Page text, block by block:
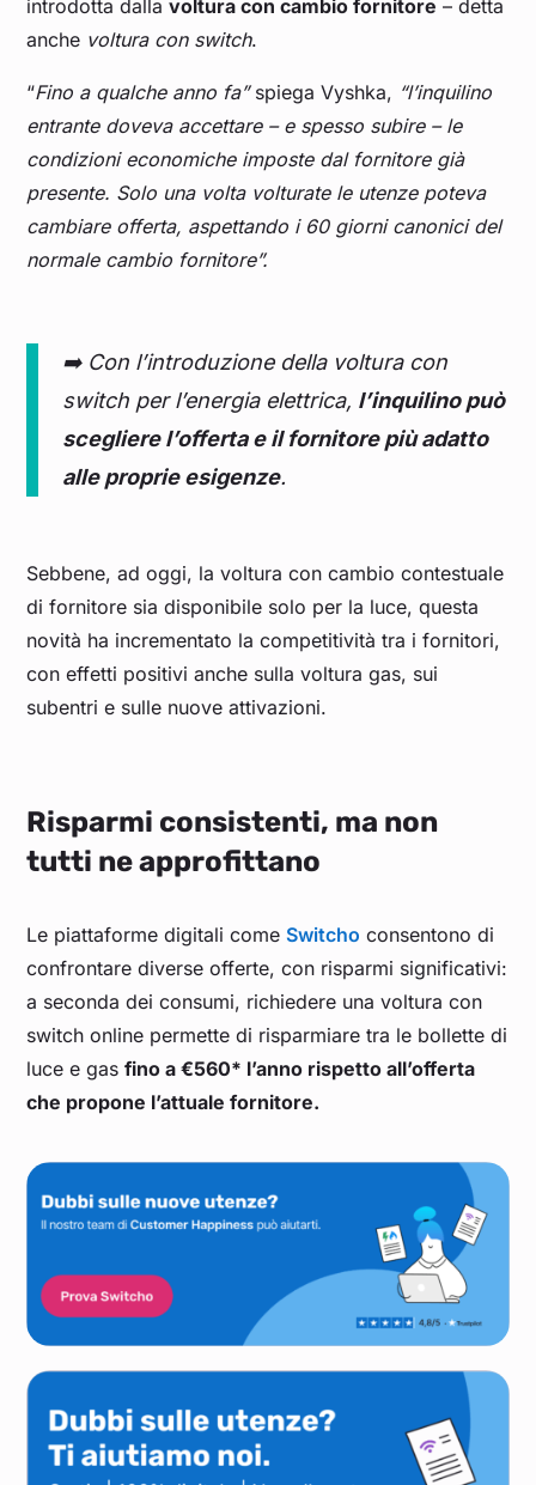
introdotta dallavoltura con cambio fornitore – detta
anche voltura con switch.
“Fino a qualche anno fa”spiega Vyshka, “l’inquilino
entrante doveva accettare – e spesso subire – le
condizioni economiche imposte dal fornitore già
presente. Solo una volta volturate le utenze poteva
cambiare offerta, aspettando i 60 giorni canonici del
normale cambio fornitore”.
➡️ Con l’introduzione della voltura con
switch per l’energia elettrica, l’inquilino può
scegliere l’offerta e il fornitore più adatto
alle proprie esigenze.
Sebbene, ad oggi, la voltura con cambio contestuale
di fornitore sia disponibile solo per la luce, questa
novità ha incrementato la competitività tra i fornitori,
con effetti positivi anche sulla voltura gas, sui
subentri e sulle nuove attivazioni.
Risparmi consistenti, ma non
tutti ne approfittano
Le piattaforme digitali come Switcho consentono di
confrontare diverse offerte, con risparmi significativi:
a seconda dei consumi, richiedere una voltura con
switch online permette di risparmiare tra le bollette di
luce e gasfino a €560* l’anno rispetto all’offerta
che propone l’attuale fornitore.